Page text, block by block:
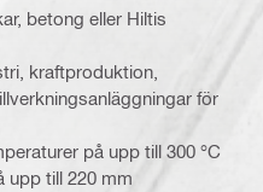
betong eller Hiltis
kraftproduktion,
för
på upp till 300 °C
upp till 220 mm